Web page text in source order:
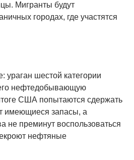
Мигранты будут
городах, где участятся
ураган шестой категории
нефтедобывающую
США попытаются сдержать
имеющиеся запасы, а
не преминут воспользоваться
нефтяные